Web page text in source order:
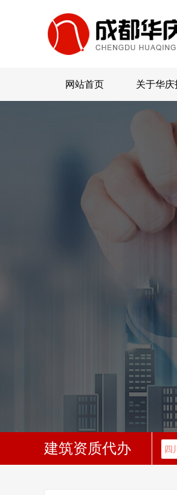
网站首页 关于华庆
建筑资质代办 四